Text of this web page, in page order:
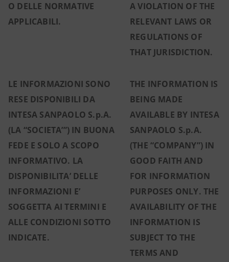
O DELLE NORMATIVE
APPLICABILI.
A VIOLATION OF THE
RELEVANT LAWS OR
REGULATIONS OF
THAT JURISDICTION.
LE INFORMAZIONI SONO
RESE DISPONIBILI DA
INTESA SANPAOLO S.p.A.
(LA “SOCIETA’”) IN BUONA
FEDE E SOLO A SCOPO
INFORMATIVO. LA
DISPONIBILITA’ DELLE
INFORMAZIONI E’
SOGGETTA AI TERMINI E
ALLE CONDIZIONI SOTTO
INDICATE.
THE INFORMATION IS
BEING MADE
AVAILABLE BY INTESA
SANPAOLO S.p.A.
(THE “COMPANY”) IN
GOOD FAITH AND
FOR INFORMATION
PURPOSES ONLY. THE
AVAILABILITY OF THE
INFORMATION IS
SUBJECT TO THE
TERMS AND